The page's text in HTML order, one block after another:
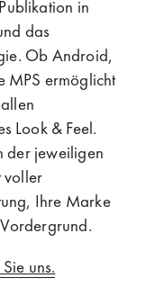
in
das
Ob Android,
MPS ermöglicht
Look & Feel.
der jeweiligen
voller
Ihre Marke
uns.